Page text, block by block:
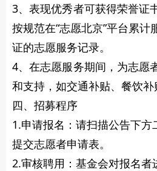
3、表现优秀者可获得荣誉证
按规范在“志愿北京”平台累计
证的志愿服务记录。
4、在志愿服务期间，为志愿
和支持，如交通补贴、餐饮补
四、招募程序
1.申请报名：请扫描公告下
提交志愿者申请表。
2.审核聘用：基金会对报名者